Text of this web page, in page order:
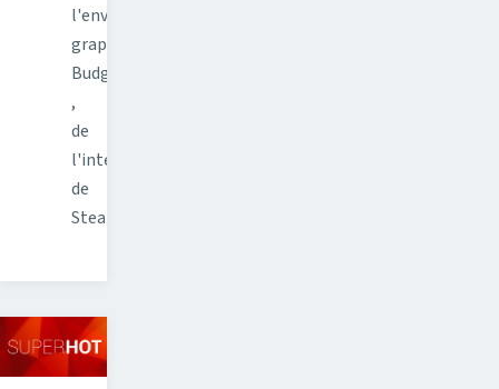
l'environnent
graphique
Budgie
,
de
l'intégration
de
Steam…